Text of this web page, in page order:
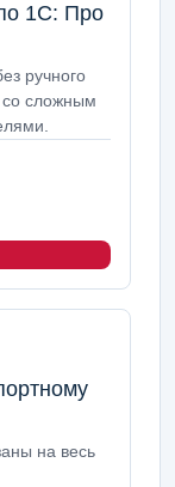
1С: Про
ручного
со сложным
на весь